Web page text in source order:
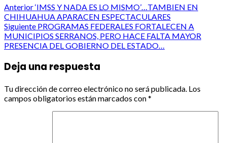
Post
navigation
Anterior‘IMSS Y NADA ES LO MISMO’…TAMBIEN EN
CHIHUAHUA APARACEN ESPECTACULARES
Siguiente PROGRAMAS FEDERALES FORTALECEN A
MUNICIPIOS SERRANOS, PERO HACE FALTA MAYOR
PRESENCIA DEL GOBIERNO DEL ESTADO…
Deja una respuesta
Tu dirección de correo electrónico no será publicada. Los
campos obligatorios están marcados con*